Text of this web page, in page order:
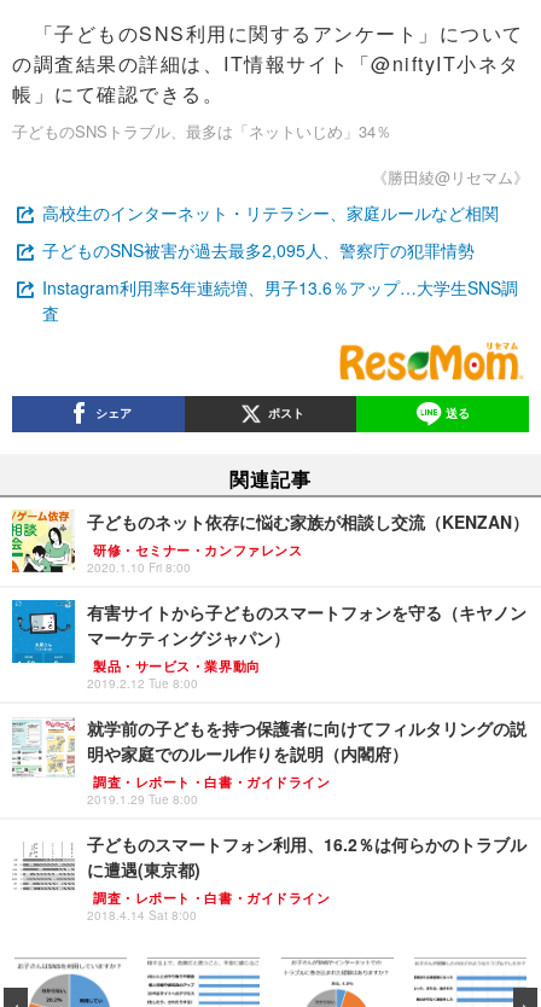
「子どものSNS利用に関するアンケート」について
の調査結果の詳細は、IT情報サイト「@niftyIT小ネタ
帳」にて確認できる。
子どものSNSトラブル、最多は「ネットいじめ」34％
《勝田綾@リセマム》
高校生のインターネット・リテラシー、家庭ルールなど相関
子どものSNS被害が過去最多2,095人、警察庁の犯罪情勢
Instagram利用率5年連続増、男子13.6％アップ…大学生SNS調
査
シェア ポスト 送る
関連記事
子どものネット依存に悩む家族が相談し交流（KENZAN）
研修・セミナー・カンファレンス
2020.1.10 Fri 8:00
有害サイトから子どものスマートフォンを守る（キヤノン
マーケティングジャパン）
製品・サービス・業界動向
2019.2.12 Tue 8:00
就学前の子どもを持つ保護者に向けてフィルタリングの説
明や家庭でのルール作りを説明（内閣府）
調査・レポート・白書・ガイドライン
2019.1.29 Tue 8:00
子どものスマートフォン利用、16.2％は何らかのトラブル
に遭遇(東京都)
調査・レポート・白書・ガイドライン
2018.4.14 Sat 8:00